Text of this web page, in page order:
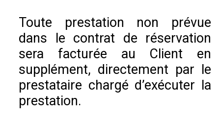
Toute prestation non prévue
dans le contrat de réservation
sera facturée au Client en
supplément, directement par le
prestataire chargé d’exécuter la
prestation.